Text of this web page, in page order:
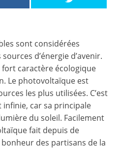
sont considérées
d’énergie d’avenir.
caractère écologique
Le photovoltaïque est
les plus utilisées. C’est
car sa principale
du soleil. Facilement
fait depuis de
des partisans de la